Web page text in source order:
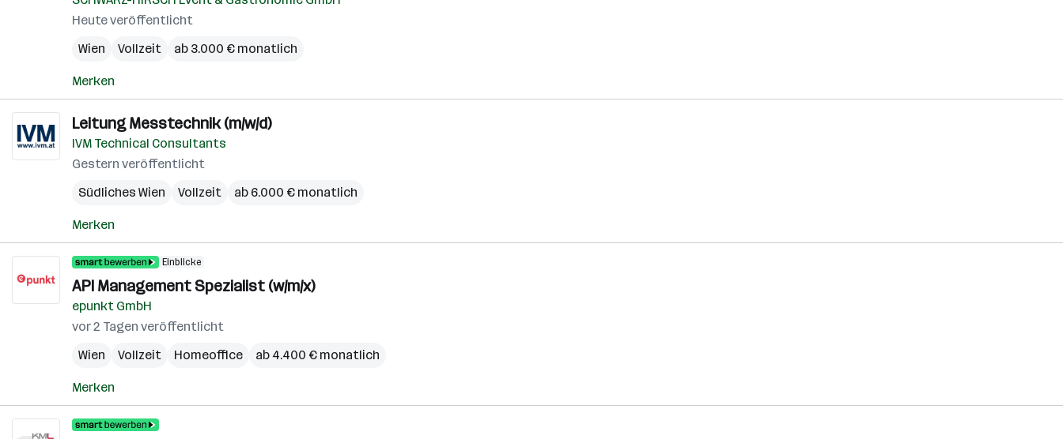
Heute veröffentlicht
Wien
Vollzeit ab 3.000 € monatlich
Merken
Leitung Messtechnik (m/w/d)
IVM Technical Consultants
Gestern veröffentlicht
Südliches Wien
Vollzeit ab 6.000 € monatlich
Merken
Einblicke
API Management Spezialist (w/m/x)
epunkt GmbH
vor 2 Tagen veröffentlicht
Wien
Vollzeit Homeoffice ab 4.400 € monatlich
Merken